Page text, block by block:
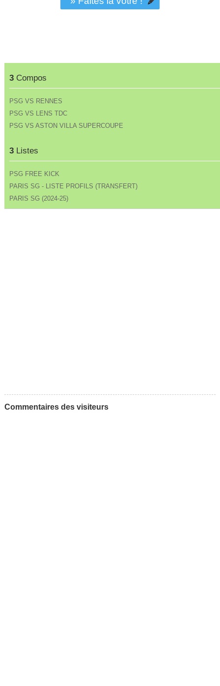
3Compos
PSG VS RENNES
PSG VS LENS TDC
PSG VS ASTON VILLA SUPERCOUPE
3Listes
PSG FREE KICK
PARIS SG - LISTE PROFILS (TRANSFERT)
PARIS SG (2024-25)
Commentaires des visiteurs